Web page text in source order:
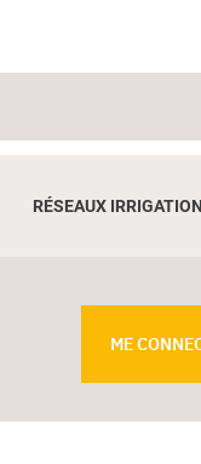
RÉSEAUX IRRIGATION
ME